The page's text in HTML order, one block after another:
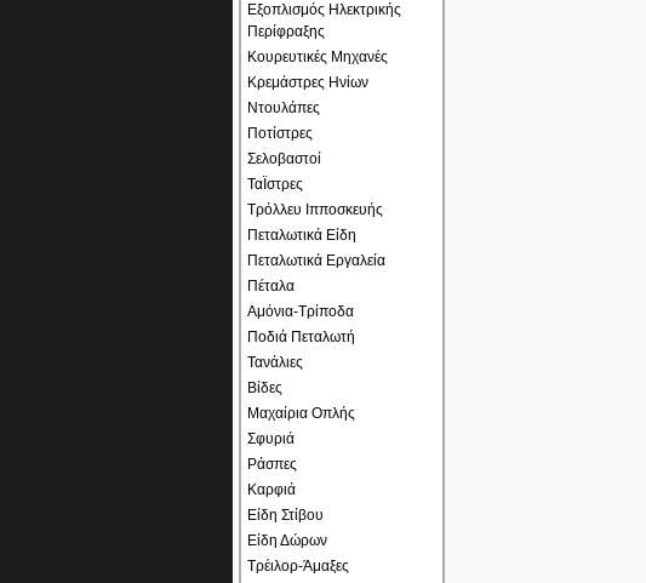
Εξοπλισμός Ηλεκτρικής
Περίφραξης
Κουρευτικές Μηχανές
Κρεμάστρες Ηνίων
Ντουλάπες
Ποτίστρες
Σελοβαστοί
ΤαΪστρες
Τρόλλευ Ιπποσκευής
Πεταλωτικά Είδη
Πεταλωτικά Εργαλεία
Πέταλα
Αμόνια-Τρίποδα
Ποδιά Πεταλωτή
Τανάλιες
Βίδες
Μαχαίρια Οπλής
Σφυριά
Ράσπες
Καρφιά
Είδη Στίβου
Είδη Δώρων
Τρέιλορ-Άμαξες